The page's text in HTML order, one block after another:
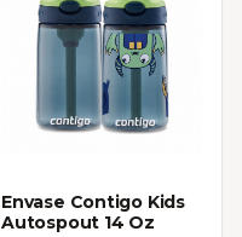
Envase Contigo Kids
Autospout 14 Oz